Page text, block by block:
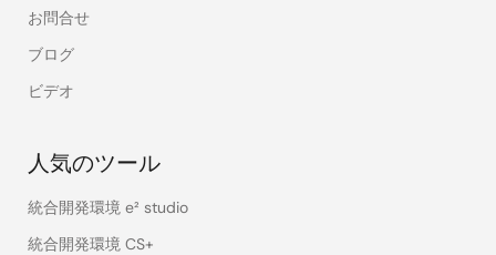
お問合せ
ブログ
ビデオ
人気のツール
統合開発環境 e² studio
統合開発環境 CS+